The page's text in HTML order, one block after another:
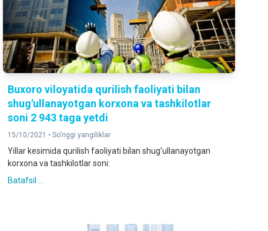
Buxoro viloyatida qurilish faoliyati bilan
shug'ullanayotgan korxona va tashkilotlar
soni 2 943 taga yetdi
15/10/2021 •So'nggi yangiliklar
Yillar kesimida qurilish faoliyati bilan shug'ullanayotgan
korxona va tashkilotlar soni:
Batafsil ...